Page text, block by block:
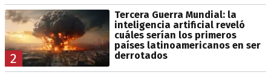
2
Tercera Guerra Mundial: la
inteligencia artificial reveló
cuáles serían los primeros
países latinoamericanos en ser
derrotados